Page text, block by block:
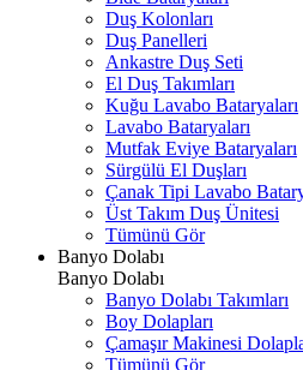
Duş Kolonları
Duş Panelleri
Ankastre Duş Seti
El Duş Takımları
Kuğu Lavabo Bataryaları
Lavabo Bataryaları
Mutfak Eviye Bataryaları
Sürgülü El Duşları
Çanak Tipi Lavabo
Üst Takım Duş Ünitesi
Tümünü Gör
Banyo Dolabı
Banyo Dolabı
Banyo Dolabı Takımları
Boy Dolapları
Çamaşır Makinesi
Tümünü Gör